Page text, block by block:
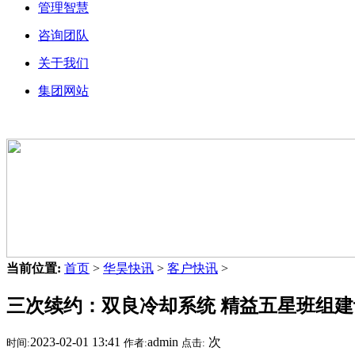
管理智慧
咨询团队
关于我们
集团网站
当前位置: 首页 > 华昊快讯 > 客户快讯 >
三次续约：双良冷却系统 精益五星班组
时间:2023-02-01 13:41 作者:admin 点击: 次